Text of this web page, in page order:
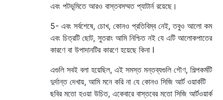
এবং পটভূমিতে আরও বাস্তবসম্মত প্যাটার্ন রয়েছে।
5- এবং সর্বশেষে, চোখ, কোনও প্রতিবিম্ব নেই, তবুও আলো কম
এবং চিত্রটি ছোট, সুতরাং আমি নিশ্চিত নই যে এটি আলোকপাতের
কারণে বা উপাদানটির কারণে হয়েছে কিনা I
এগুলি সবই বলা হয়েছিল, এই সমস্ত মন্তব্যগুলি গৌণ, শিল্পকর্মটি
দুর্দান্ত দেখায়, আমি মনে করি না যে কোনও সিজি আর্ট ওয়ার্কটি
ছবির মতো হওয়া উচিত, একেবারে বাস্তবের মতো সিজি আর্টওয়ার্ক